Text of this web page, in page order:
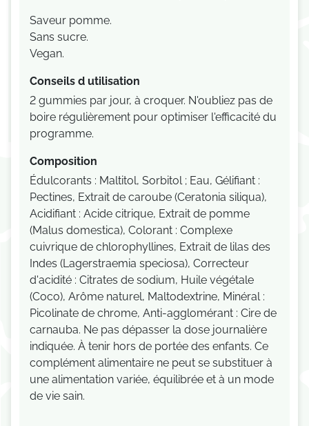
Saveur pomme.
Sans sucre.
Vegan.
Conseils d utilisation
2 gummies par jour, à croquer. N'oubliez pas de
boire régulièrement pour optimiser l'efficacité du
programme.
Composition
Édulcorants : Maltitol, Sorbitol ; Eau, Gélifiant :
Pectines, Extrait de caroube (Ceratonia siliqua),
Acidifiant : Acide citrique, Extrait de pomme
(Malus domestica), Colorant : Complexe
cuivrique de chlorophyllines, Extrait de lilas des
Indes (Lagerstraemia speciosa), Correcteur
d'acidité : Citrates de sodium, Huile végétale
(Coco), Arôme naturel, Maltodextrine, Minéral :
Picolinate de chrome, Anti-agglomérant : Cire de
carnauba. Ne pas dépasser la dose journalière
indiquée. À tenir hors de portée des enfants. Ce
complément alimentaire ne peut se substituer à
une alimentation variée, équilibrée et à un mode
de vie sain.